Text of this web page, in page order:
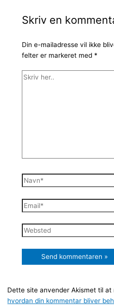
Skriv en
Din e-mailadresse vil ikke
felter er markeret med *
Skriv
Navn*
Email*
Websted
Dette site anvender Akismet til at
hvordan din kommentar bliver